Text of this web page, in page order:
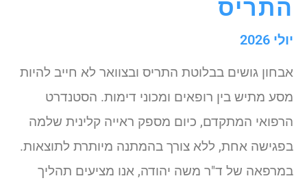
התריס
יולי 2026
אבחון גושים בבלוטת התריס ובצוואר לא חייב להיות
מסע מתיש בין רופאים ומכוני דימות. הסטנדרט
הרפואי המתקדם, כיום מספק ראייה קלינית שלמה
בפגישה אחת, ללא צורך בהמתנה מיותרת לתוצאות.
במרפאה של ד"ר משה יהודה, אנו מציעים תהליך